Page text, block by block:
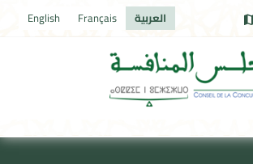
العربية Français
English